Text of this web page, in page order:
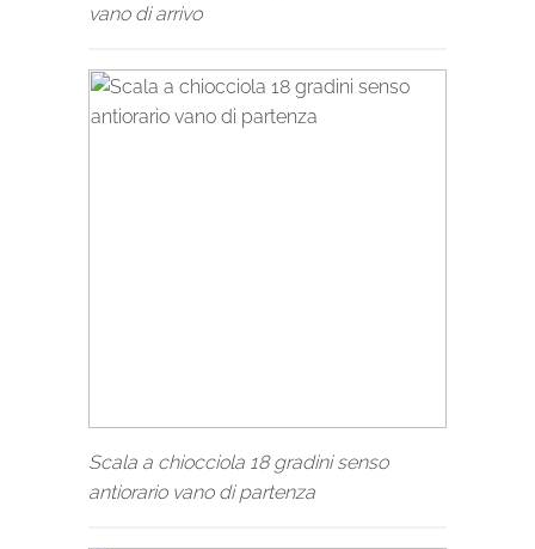
vano di arrivo
Scala a chiocciola 18 gradini senso
antiorario vano di partenza